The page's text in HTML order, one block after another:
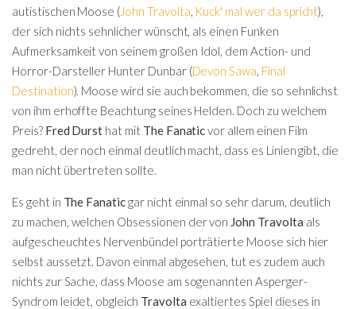
autistischen Moose ( John Travolta Kuck' mal wer da spricht),
der sich nichts sehnlicher wünscht, als einen Funken
Aufmerksamkeit von seinem großen Idol, dem Action- und
Horror-Darsteller Hunter Dunbar (Devon Sawa Final
Destination). Moose wird sie auch bekommen, die so sehnlichst
von ihm erhoffte Beachtung seines Helden. Doch zu welchem
Preis?Fred Durst hat mit The Fanaticvor allem einen Film
gedreht, der noch einmal deutlich macht, dass es Linien gibt, die
man nicht übertreten sollte.
Es geht in The Fanaticgar nicht einmal so sehr darum, deutlich
zu machen, welchen Obsessionen der von John Travolta als
aufgescheuchtes Nervenbündel porträtierte Moose sich hier
selbst aussetzt. Davon einmal abgesehen, tut es zudem auch
nichts zur Sache, dass Moose am sogenannten Asperger-
Syndrom leidet, obgleich Travolta exaltiertes Spiel dieses in